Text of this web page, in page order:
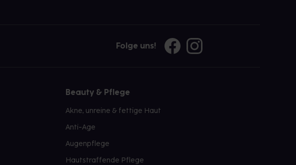
Folge uns!
Beauty & Pflege
Akne, unreine & fettige Haut
Anti-Age
Augenpflege
Hautstraffende Pflege